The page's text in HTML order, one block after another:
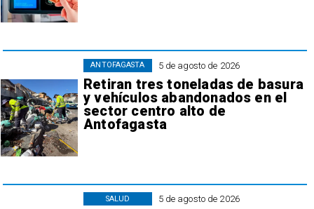
5 de agosto de 2026
Retiran tres toneladas de basura
y vehículos abandonados en el
sector centro alto de
Antofagasta
ANTOFAGASTA
5 de agosto de 2026
SALUD